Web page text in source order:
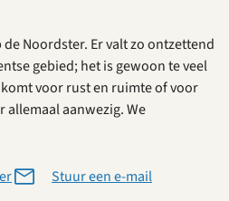
Noordster. Er valt zo ontzettend
gebied; het is gewoon te veel
voor rust en ruimte of voor
allemaal aanwezig. We
Stuur een e-mail